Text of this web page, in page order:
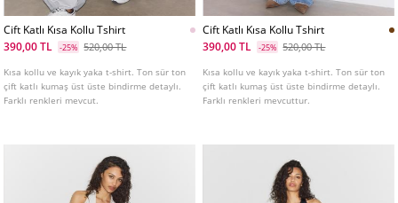
Cift Katlı Kısa Kollu Tshirt
390,00 TL
-25% 520,00 TL
Kısa kollu ve kayık yaka t-shirt. Ton sür ton
çift katlı kumaş üst üste bindirme detaylı.
Farklı renkleri mevcut.
Cift Katlı Kısa Kollu Tshirt
390,00 TL
-25% 520,00 TL
Kısa kollu ve kayık yaka t-shirt. Ton sür ton
çift katlı kumaş üst üste bindirme detaylı.
Farklı renkleri mevcuttur.